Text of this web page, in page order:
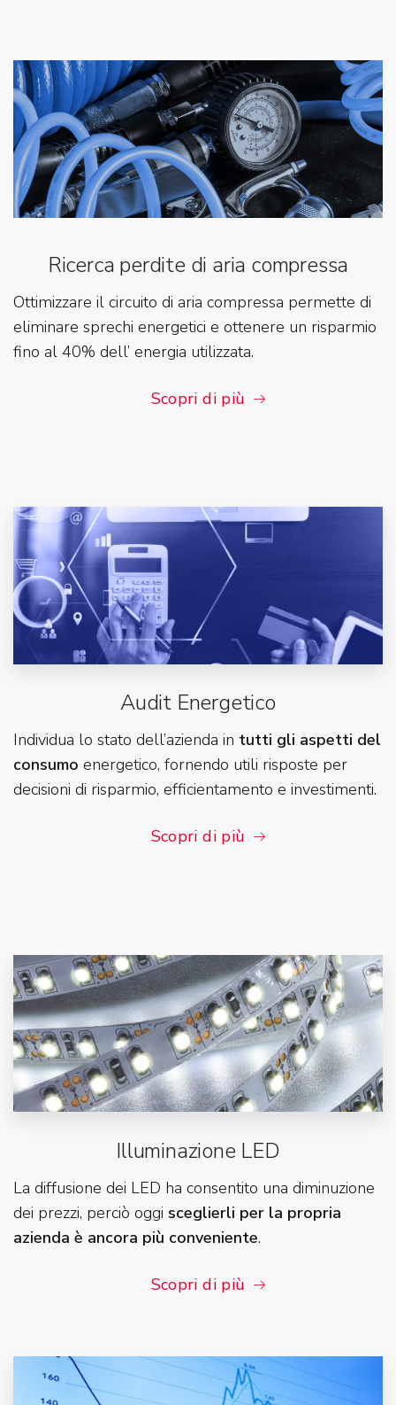
Ricerca perdite di aria compressa
Ottimizzare il circuito di aria compressa permette di
eliminare sprechi energetici e ottenere un risparmio
fino al 40% dell’ energia utilizzata.
Scopri di più
Audit Energetico
Individua lo stato dell’azienda in tutti gli aspetti del
consumo energetico, fornendo utili risposte per
decisioni di risparmio, efficientamento e investimenti.
Scopri di più
Illuminazione LED
La diffusione dei LED ha consentito una diminuzione
dei prezzi, perciò oggi sceglierli per la propria
azienda è ancora più conveniente.
Scopri di più